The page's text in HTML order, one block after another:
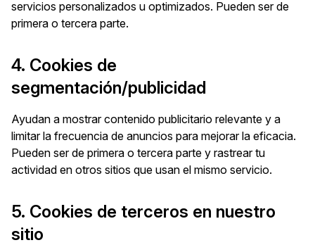
servicios personalizados u optimizados. Pueden ser de
primera o tercera parte.
4. Cookies de
segmentación/publicidad
Ayudan a mostrar contenido publicitario relevante y a
limitar la frecuencia de anuncios para mejorar la eficacia.
Pueden ser de primera o tercera parte y rastrear tu
actividad en otros sitios que usan el mismo servicio.
5. Cookies de terceros en nuestro
sitio